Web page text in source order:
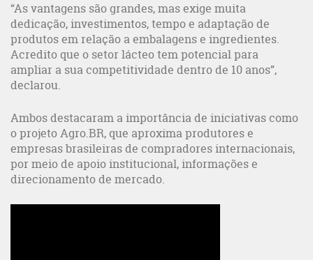
“As vantagens são grandes, mas exige muita
dedicação, investimentos, tempo e adaptação de
produtos em relação a embalagens e ingredientes.
Acredito que o setor lácteo tem potencial para
ampliar a sua competitividade dentro de 10 anos”,
declarou.
Ambos destacaram a importância de iniciativas como
o projeto Agro.BR, que aproxima produtores e
empresas brasileiras de compradores internacionais,
por meio de apoio institucional, informações e
direcionamento de mercado.